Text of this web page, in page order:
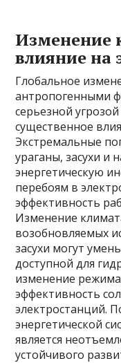
Изменение
влияние на
Глобальное
антропогенными
серьезной
существенное
Экстремальные
ураганы, засухи и
энергетическую
перебоям в
эффективность
Изменение
возобновляемых
засухи могут
доступной для
изменение
эффективность
электростанций.
энергетической
является
устойчивого